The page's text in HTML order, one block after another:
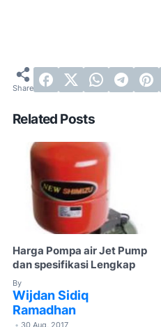
Related Posts
Harga Pompa air Jet Pump
dan spesifikasi Lengkap
By
Wijdan Sidiq
Ramadhan
• 30 Aug, 2017